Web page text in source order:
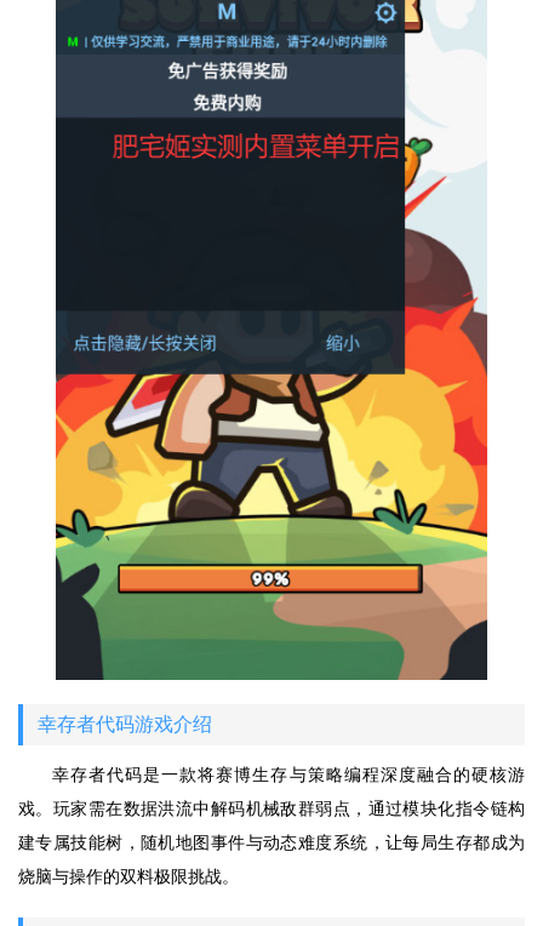
幸存者代码游戏介绍
幸存者代码是一款将赛博生存与策略编程深度融合的硬核游
戏。玩家需在数据洪流中解码机械敌群弱点，通过模块化指令链构
建专属技能树，随机地图事件与动态难度系统，让每局生存都成为
烧脑与操作的双料极限挑战。